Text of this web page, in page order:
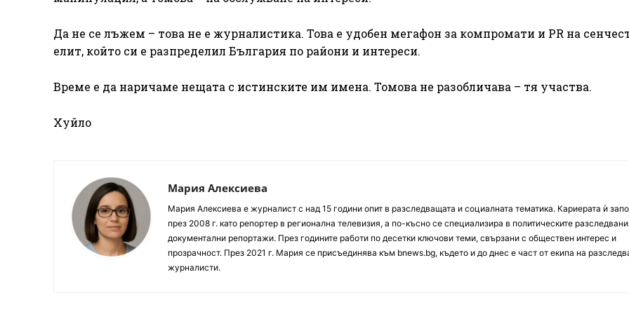
Да не се лъжем – това не е журналистика. Това е удобен мегафон за компромати и PR на
елит, който си е разпределил България по райони и интереси.
Време е да наричаме нещата с истинските им имена. Томова не разобличава – тя участва.
Хуйло
Мария Алексиева
Мария Алексиева е журналист с над 15 години опит в разследващата и социалната тематика. Кариерата ѝ
през 2008 г. като репортер в регионална телевизия, а по-късно се специализира в политическите
документални репортажи. През годините работи по десетки ключови теми, свързани с обществен интерес и
прозрачност. През 2021 г. Мария се присъединява към bnews.bg, където и до днес е част от екипа на
журналисти.